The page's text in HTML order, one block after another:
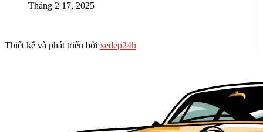
Tháng 2 17, 2025
Thiết kế và phát triển bởi xedep24h